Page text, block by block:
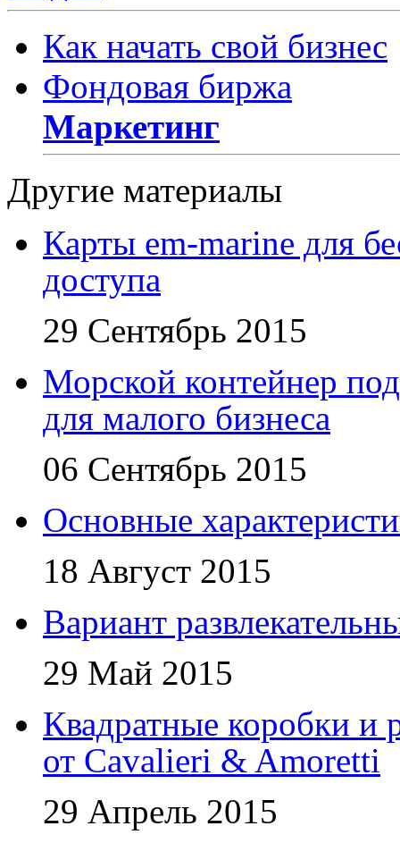
Как начать свой бизнес
Фондовая биржа
Маркетинг
Другие материалы
Карты em-marine для
доступа
29 Сентябрь 2015
Морской контейнер
для малого бизнеса
06 Сентябрь 2015
Основные
18 Август 2015
Вариант
29 Май 2015
Квадратные коробки и
от Cavalieri & Amoretti
29 Апрель 2015